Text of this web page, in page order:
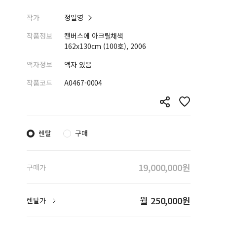
작가
정일영
작품정보
캔버스에 아크릴채색
162x130cm (100호), 2006
액자정보
액자 있음
작품코드
A0467-0004
렌탈 구매
구매가 19,000,000원
렌탈가 월 250,000원